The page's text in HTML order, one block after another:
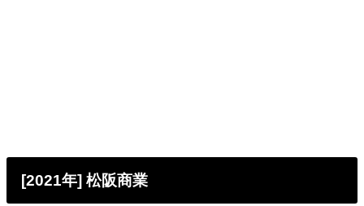
[2021年] 松阪商業